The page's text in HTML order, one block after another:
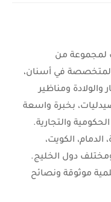
من
في أسنان،
والولادة ومناظير
بخبرة واسعة
والتجارية.
الكويت،
ومختلف دول الخليج.
موثوقة ونصائح